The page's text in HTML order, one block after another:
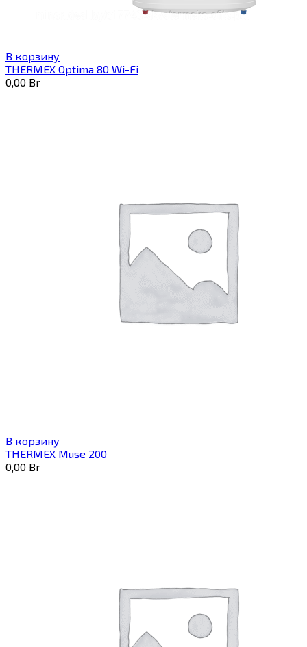
В корзину
THERMEX Optima 80 Wi-Fi
0,00 Br
В корзину
THERMEX Muse 200
0,00 Br